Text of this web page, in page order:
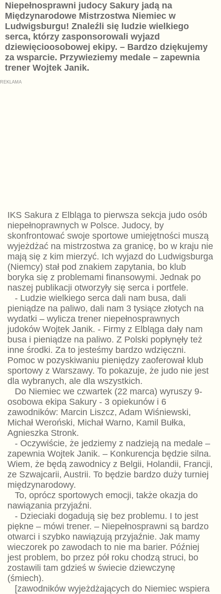
Niepełnosprawni judocy Sakury jadą na
Międzynarodowe Mistrzostwa Niemiec w
Ludwigsburgu! Znaleźli się ludzie wielkiego
serca, którzy zasponsorowali wyjazd
dziewięcioosobowej ekipy. – Bardzo dziękujemy
za wsparcie. Przywieziemy medale – zapewnia
trener Wojtek Janik.
IKS Sakura z Elbląga to pierwsza sekcja judo osób
niepełnoprawnych w Polsce. Judocy, by
skonfrontować swoje sportowe umiejętności muszą
wyjeżdżać na mistrzostwa za granicę, bo w kraju nie
mają się z kim mierzyć. Ich wyjazd do Ludwigsburga
(Niemcy) stał pod znakiem zapytania, bo klub
boryka się z problemami finansowymi. Jednak po
naszej publikacji otworzyły się serca i portfele.
- Ludzie wielkiego serca dali nam busa, dali
pieniądze na paliwo, dali nam 3 tysiące złotych na
wydatki – wylicza trener niepełnosprawnych
judoków Wojtek Janik. - Firmy z Elbląga dały nam
busa i pieniądze na paliwo. Z Polski popłynęły też
inne środki. Za to jesteśmy bardzo wdzięczni.
Pomoc w pozyskiwaniu pieniędzy zaoferował klub
sportowy z Warszawy. To pokazuje, że judo nie jest
dla wybranych, ale dla wszystkich.
Do Niemiec we czwartek (22 marca) wyruszy 9-
osobowa ekipa Sakury - 3 opiekunów i 6
zawodników: Marcin Liszcz, Adam Wiśniewski,
Michał Weroński, Michał Warno, Kamil Bułka,
Agnieszka Stronk.
- Oczywiście, że jedziemy z nadzieją na medale –
zapewnia Wojtek Janik. – Konkurencja będzie silna.
Wiem, że będą zawodnicy z Belgii, Holandii, Francji,
ze Szwajcarii, Austrii. To będzie bardzo duży turniej
międzynarodowy.
To, oprócz sportowych emocji, także okazja do
nawiązania przyjaźni.
- Dzieciaki dogadują się bez problemu. I to jest
piękne – mówi trener. – Niepełnosprawni są bardzo
otwarci i szybko nawiązują przyjaźnie. Jak mamy
wieczorek po zawodach to nie ma barier. Później
jest problem, bo przez pół roku chodzą struci, bo
zostawili tam gdzieś w świecie dziewczynę
(śmiech).
[zawodników wyjeżdżających do Niemiec wspiera